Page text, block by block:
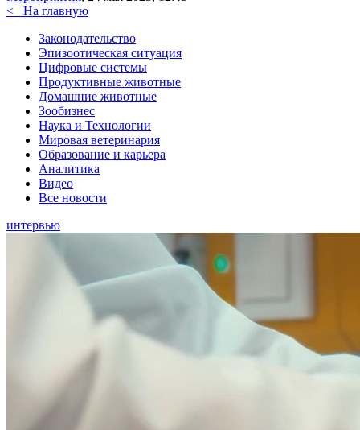
<
На главную
Законодательство
Эпизоотическая ситуация
Цифровые системы
Продуктивные животные
Домашние животные
Зообизнес
Наука и Технологии
Мировая ветеринария
Образование и карьера
Аналитика
Видео
Все новости
интервью